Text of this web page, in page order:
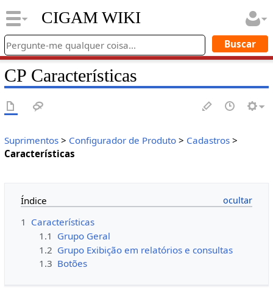
CIGAM WIKI
CP Características
Suprimentos> Configurador de Produto> Cadastros>
Características
Índice
1 Características
1.1 Grupo Geral
1.2 Grupo Exibição em relatórios e consultas
1.3 Botões